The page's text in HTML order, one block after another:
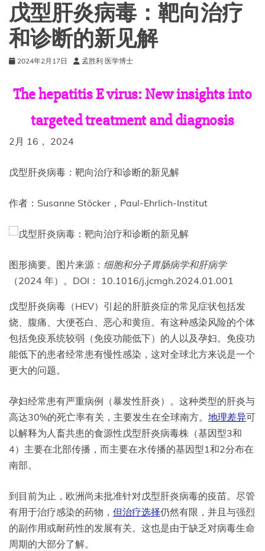
戊型肝炎病毒：靶向治疗
和诊断的新见解
2024年2月17日 孟胜利 医学博士
The hepatitis E virus: New insights into
targeted treatment and diagnosis
2月 16， 2024
戊型肝炎病毒：靶向治疗和诊断的新见解
作者：Susanne Stöcker，Paul-Ehrlich-Institut
图形摘要。图片来源： 细胞和分子胃肠病学和肝病学
（2024 年）。DOI： 10.1016/j.jcmgh.2024.01.001
戊型肝炎病毒（HEV）引起的肝脏炎症的常见症状包括发
烧、腹痛、大便苍白、恶心和黄疸。有这种感染风险的个体
包括免疫系统较弱（免疫功能低下）的人以及孕妇。免疫功
能低下的患者经常患有慢性感染，这对全球北方来说是一个
更大的问题。
孕妇经常患有严重病例（暴发性肝炎）。这种类型的肝炎与
高达30%的死亡率有关，主要发生在全球南方。 地理差异可
以解释为人畜共患的食源性戊型肝炎病毒株（基因型3和
4）主要在北部传播，而主要在水传播的基因型1和2分布在
南部。
到目前为止，欧洲尚未批准针对戊型肝炎病毒的疫苗。尽管
有用于治疗感染的药物， 但治疗选择仍然有限，并且与强烈
的副作用或耐药性的发展有关。这也是由于缺乏对病毒生命
周期的大部分了解。